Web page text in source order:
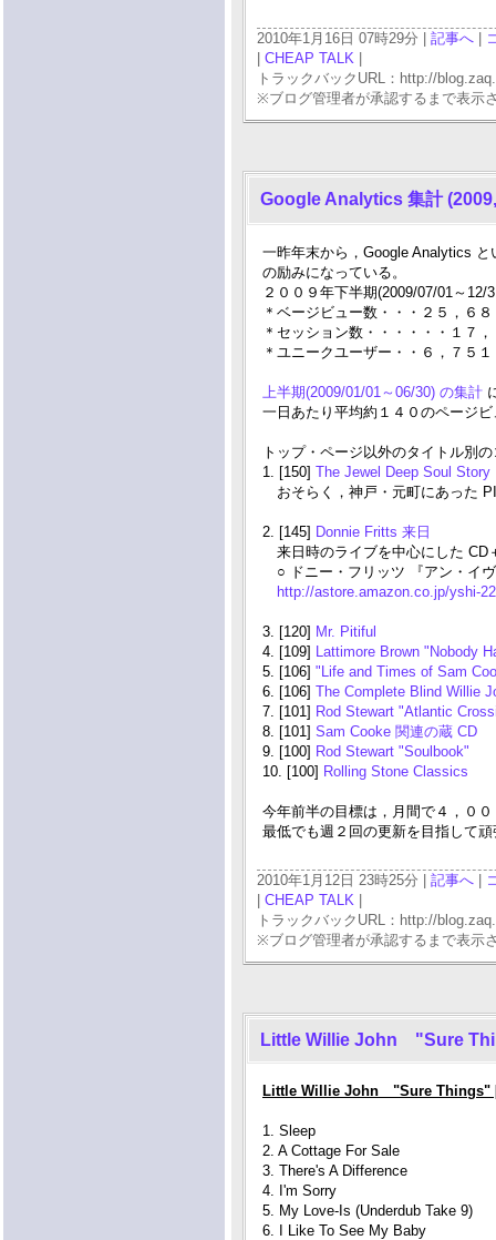
2010年1月16日 07時29分 | 記事へ
CHEAP TALK
トラックバックURL：http://
※ブログ管理者が承認するまで表示
Google Analytics 集計
一昨年末から，Google Analytics
の励みになっている。
２００９年下半期(2009/07/01～
＊ベージビュー数・・・２５，６８
＊セッション数・・・・・・１７
＊ユニークユーザー・・６，７５１
上半期(2009/01/01～06/30) の集計
一日あたり平均約１４０のページ
トップ・ページ以外のタイトル別
1. [150] The Jewel Deep Soul Story
おそらく，神戸・元町にあった
2. [145] Donnie Fritts 来日
来日時のライブを中心にした CD
○ ドニー・フリッツ 『アン・イ
http://astore.amazon.co.jp/yshi-
3. [120] Mr. Pitiful
4. [109] Lattimore Brown "Nobody
5. [106] "Life and Times of Sam
6. [106] The Complete Blind Willie
7. [101] Rod Stewart "Atlantic
8. [101] Sam Cooke 関連の蔵 CD
9. [100] Rod Stewart "Soulbook"
10. [100] Rolling Stone Classics
今年前半の目標は，月間で４，０
最低でも週２回の更新を目指して
2010年1月12日 23時25分 | 記事へ
CHEAP TALK
トラックバックURL：http://
※ブログ管理者が承認するまで表示
Little Willie John "Sure
Little Willie John "Sure Things"
1. Sleep
2. A Cottage For Sale
3. There's A Difference
4. I'm Sorry
5. My Love-Is (Underdub Take 9)
6. I Like To See My Baby